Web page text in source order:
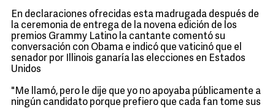
En declaraciones ofrecidas esta madrugada después de
la ceremonia de entrega de la novena edición de los
premios Grammy Latino la cantante comentó su
conversación con Obama e indicó que vaticinó que el
senador por Illinois ganaría las elecciones en Estados
Unidos
"Me llamó, pero le dije que yo no apoyaba públicamente a
ningún candidato porque prefiero que cada fan tome sus